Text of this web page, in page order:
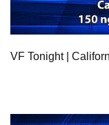
VF Tonight |